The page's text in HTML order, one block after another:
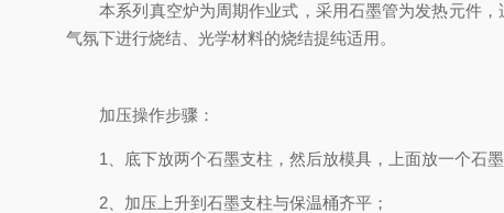
本系列真空炉为周期作业式，采用石墨管为发热元件，
气氛下进行烧结、光学材料的烧结提纯适用。
加压操作步骤：
1、底下放两个石墨支柱，然后放模具，上面放一个石墨
2、加压上升到石墨支柱与保温桶齐平；